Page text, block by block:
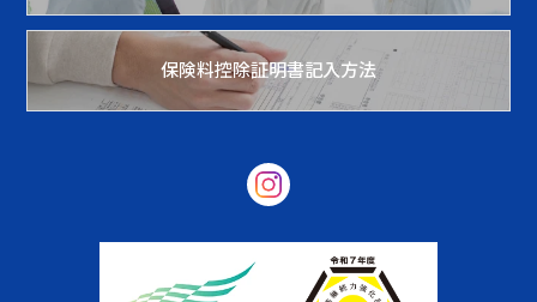
保険料控除証明書記入方法